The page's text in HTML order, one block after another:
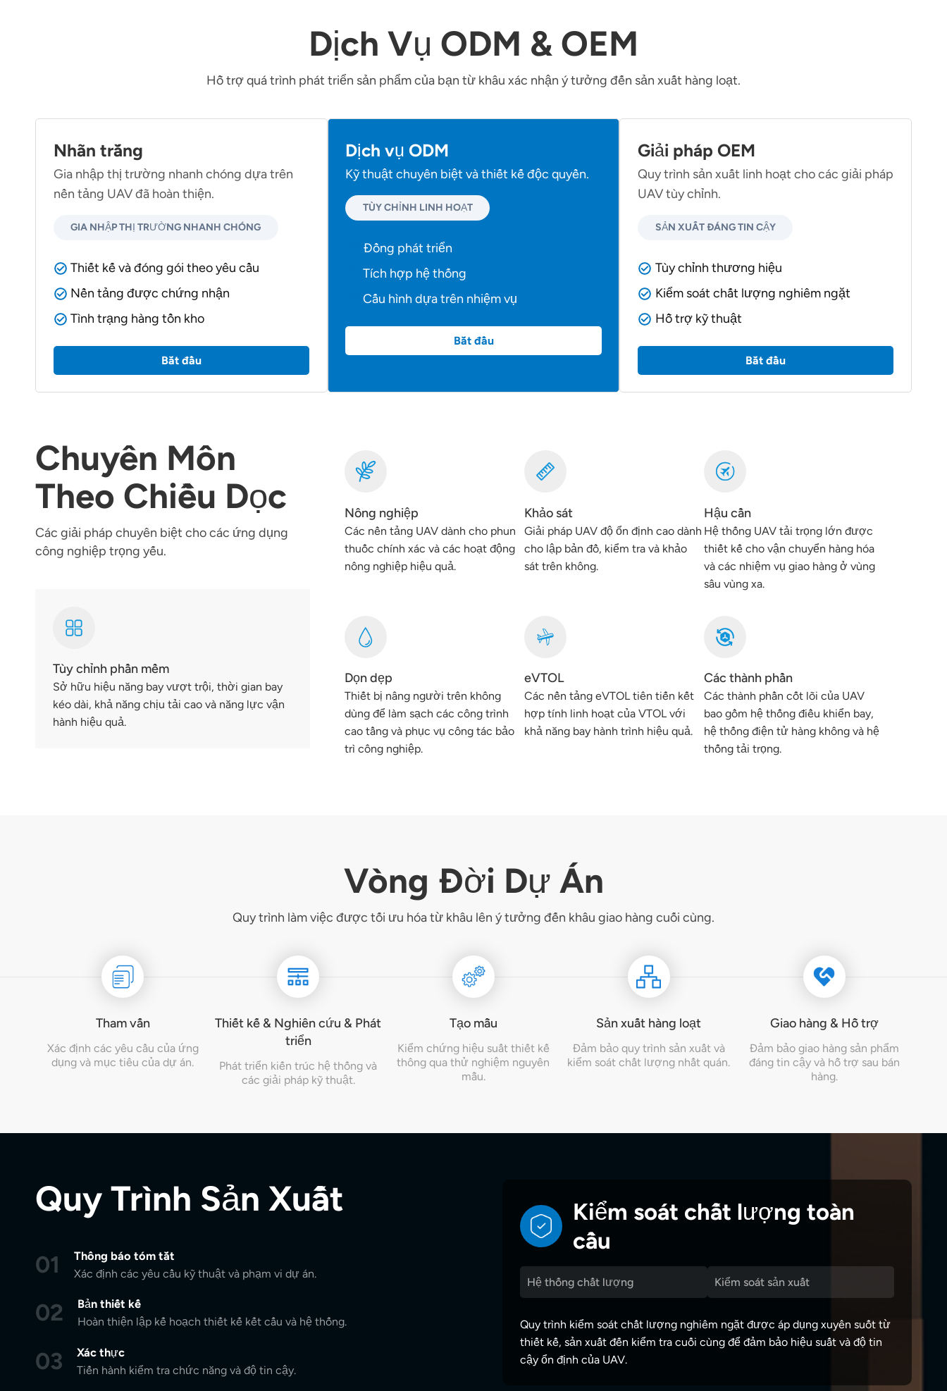
Dịch Vụ ODM & OEM
Hỗ trợ quá trình phát triển sản phẩm của bạn từ khâu xác nhận ý tưởng đến sản xuất hàng loạt.
Nhãn trắng
Gia nhập thị trường nhanh chóng dựa trên
nền tảng UAV đã hoàn thiện.
GIA NHẬP THỊ TRƯỜNG NHANH CHÓNG
Thiết kế và đóng gói theo yêu cầu
Nền tảng được chứng nhận
Tình trạng hàng tồn kho
Bắt đầu
Dịch vụ ODM
Kỹ thuật chuyên biệt và thiết kế độc quyền.
TÙY CHỈNH LINH HOẠT
Đồng phát triển
Tích hợp hệ thống
Cấu hình dựa trên nhiệm vụ
Bắt đầu
Giải pháp OEM
Quy trình sản xuất linh hoạt cho các giải pháp
UAV tùy chỉnh.
SẢN XUẤT ĐÁNG TIN CẬY
Tùy chỉnh thương hiệu
Kiểm soát chất lượng nghiêm ngặt
Hỗ trợ kỹ thuật
Bắt đầu
Chuyên Môn
Theo Chiều Dọc
Các giải pháp chuyên biệt cho các ứng dụng
công nghiệp trọng yếu.
Tùy chỉnh phần mềm
Sở hữu hiệu năng bay vượt trội, thời gian bay
kéo dài, khả năng chịu tải cao và năng lực vận
hành hiệu quả.
Nông nghiệp
Các nền tảng UAV dành cho phun
thuốc chính xác và các hoạt động
nông nghiệp hiệu quả.
Khảo sát
Giải pháp UAV độ ổn định cao dành
cho lập bản đồ, kiểm tra và khảo
sát trên không.
Hậu cần
Hệ thống UAV tải trọng lớn được
thiết kế cho vận chuyển hàng hóa
và các nhiệm vụ giao hàng ở vùng
sâu vùng xa.
Dọn dẹp
Thiết bị nâng người trên không
dùng để làm sạch các công trình
cao tầng và phục vụ công tác bảo
trì công nghiệp.
eVTOL
Các nền tảng eVTOL tiên tiến kết
hợp tính linh hoạt của VTOL với
khả năng bay hành trình hiệu quả.
Các thành phần
Các thành phần cốt lõi của UAV
bao gồm hệ thống điều khiển bay,
hệ thống điện tử hàng không và hệ
thống tải trọng.
Vòng Đời Dự Án
Quy trình làm việc được tối ưu hóa từ khâu lên ý tưởng đến khâu giao hàng cuối cùng.
Tham vấn
Xác định các yêu cầu của ứng
dụng và mục tiêu của dự án.
Thiết kế & Nghiên cứu & Phát
triển
Phát triển kiến ​​trúc hệ thống và
các giải pháp kỹ thuật.
Tạo mẫu
Kiểm chứng hiệu suất thiết kế
thông qua thử nghiệm nguyên
mẫu.
Sản xuất hàng loạt
Đảm bảo quy trình sản xuất và
kiểm soát chất lượng nhất quán.
Giao hàng & Hỗ trợ
Đảm bảo giao hàng sản phẩm
đáng tin cậy và hỗ trợ sau bán
hàng.
Quy Trình Sản Xuất
01 Thông báo tóm tắt
Xác định các yêu cầu kỹ thuật và phạm vi dự án.
02 Bản thiết kế
Hoàn thiện lập kế hoạch thiết kế kết cấu và hệ thống.
03 Xác thực
Tiến hành kiểm tra chức năng và độ tin cậy.
Kiểm soát chất lượng toàn
cầu
Hệ thống chất lượng Kiểm soát sản xuất
Quy trình kiểm soát chất lượng nghiêm ngặt được áp dụng xuyên suốt từ
thiết kế, sản xuất đến kiểm tra cuối cùng để đảm bảo hiệu suất và độ tin
cậy ổn định của UAV.